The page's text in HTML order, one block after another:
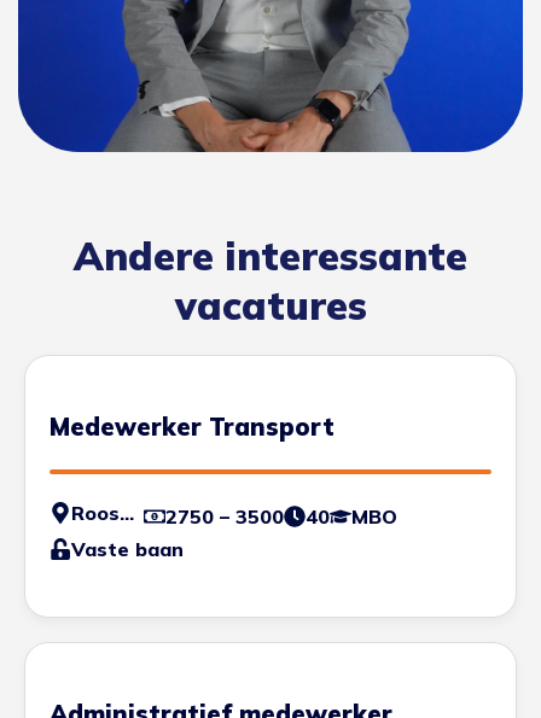
Andere interessante
vacatures
Medewerker Transport
Roosendaal 2750 – 3500 40
MBO
Vaste baan